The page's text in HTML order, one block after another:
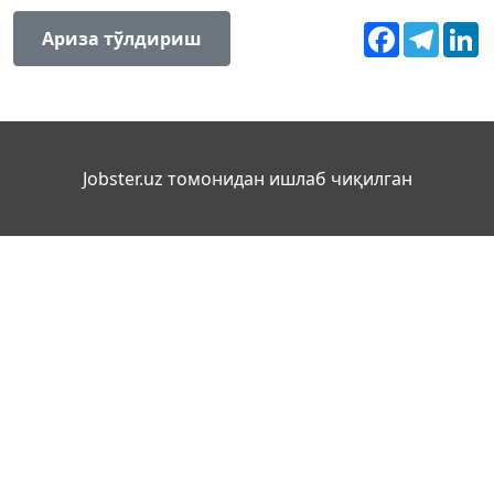
Ариза тўлдириш Facebook
Jobster.uz томонидан ишлаб чиқилган